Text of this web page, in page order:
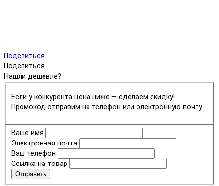
Поделиться
Поделиться
Нашли дешевле?
Если у конкурента цена ниже — сделаем скидку!
Промокод отправим на телефон или электронную почту.
Ваше имя
Электронная почта
Ваш телефон
Ссылка на товар
Отправить